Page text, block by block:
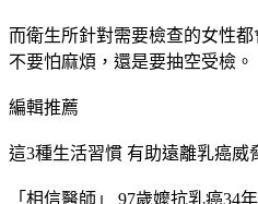
而衛生所針對需要檢查的女性
不要怕麻煩，還是要抽空受檢。
編輯推薦
這3種生活習慣 有助遠離乳癌威
「相信醫師」 97歲嬤抗乳癌34年